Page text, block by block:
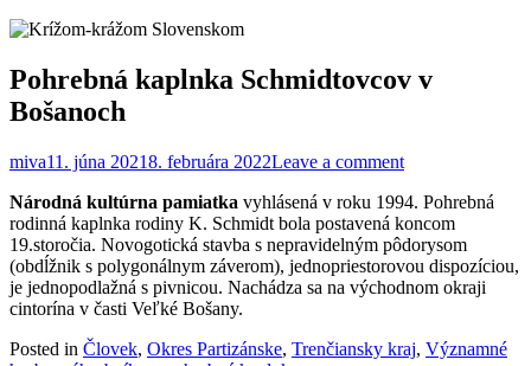
Pohrebná kaplnka Schmidtovcov v
Bošanoch
miva11. júna 20218. februára 2022Leave a comment
Národná kultúrna pamiatka vyhlásená v roku 1994. Pohrebná
rodinná kaplnka rodiny K. Schmidt bola postavená koncom
19.storočia. Novogotická stavba s nepravidelným pôdorysom
(obdĺžnik s polygonálnym záverom), jednopriestorovou dispozíciou,
je jednopodlažná s pivnicou. Nachádza sa na východnom okraji
cintorína v časti Veľké Bošany.
Posted in Človek, Okres Partizánske, Trenčiansky kraj, Významné